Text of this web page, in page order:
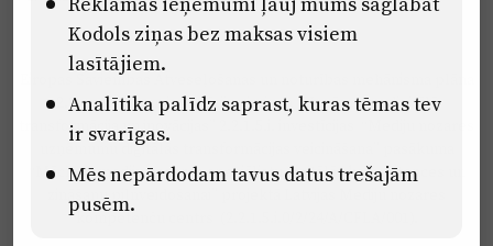
Eiropas Savienības Atveseļošanas un noturības mehānisma plāna
2.2. reformu un investīciju virziena “Uzņēmumu digitālā
transformācija un inovācijas” 2.2.1.5.i. investīcijas “Mediju nozares
uzņēmumu digitālās transformācijas veicināšana” pasākuma
“Mācības mediju nozares speciālistu digitālās kompetences un
zināšanu pilnveidošanai” projektā Latvijas Mediju nozares
kompetenču centrs (2.2.1.5.i.0/2/24/A/CFLA/001).
Kodols ziņas bez maksas visiem
lasītājiem.
Analītika palīdz saprast, kuras tēmas tev
ir svarīgas.
Mēs nepārdodam tavus datus trešajām
pusēm.